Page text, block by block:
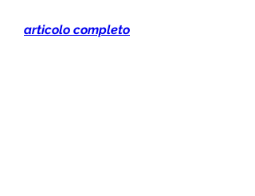
articolo completo